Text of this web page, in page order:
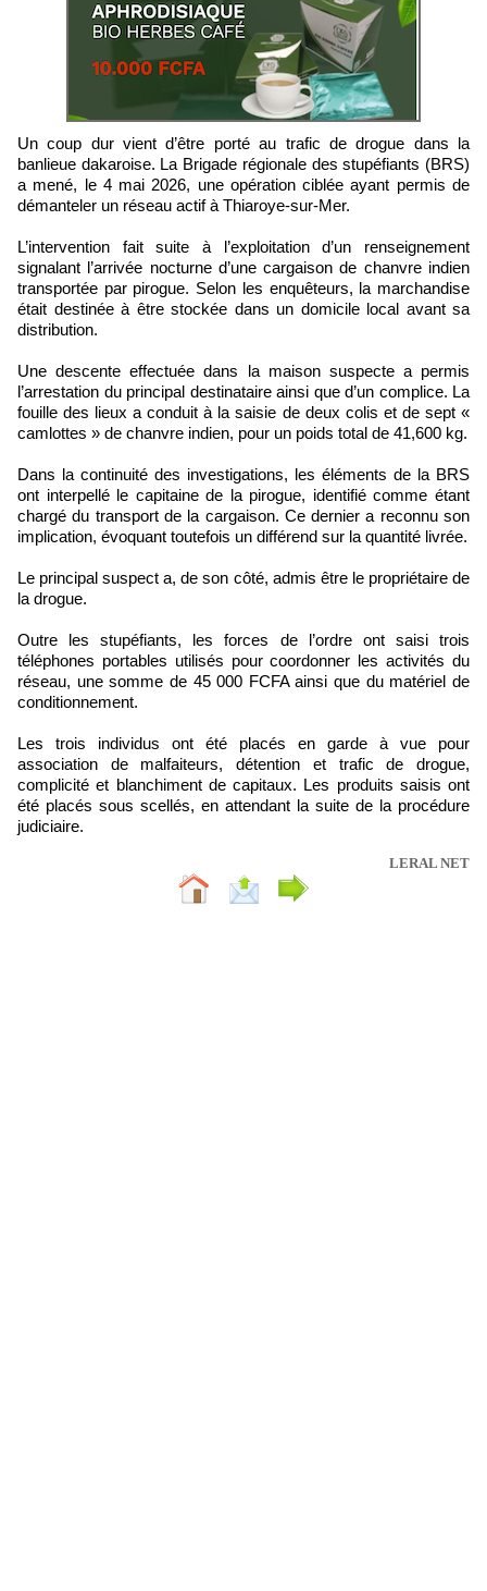
Un coup dur vient d’être porté au trafic de drogue dans la
banlieue dakaroise. La Brigade régionale des stupéfiants (BRS)
a mené, le 4 mai 2026, une opération ciblée ayant permis de
démanteler un réseau actif à Thiaroye-sur-Mer.
L’intervention fait suite à l’exploitation d’un renseignement
signalant l’arrivée nocturne d’une cargaison de chanvre indien
transportée par pirogue. Selon les enquêteurs, la marchandise
était destinée à être stockée dans un domicile local avant sa
distribution.
Une descente effectuée dans la maison suspecte a permis
l’arrestation du principal destinataire ainsi que d’un complice. La
fouille des lieux a conduit à la saisie de deux colis et de sept «
camlottes » de chanvre indien, pour un poids total de 41,600 kg.
Dans la continuité des investigations, les éléments de la BRS
ont interpellé le capitaine de la pirogue, identifié comme étant
chargé du transport de la cargaison. Ce dernier a reconnu son
implication, évoquant toutefois un différend sur la quantité livrée.
Le principal suspect a, de son côté, admis être le propriétaire de
la drogue.
Outre les stupéfiants, les forces de l’ordre ont saisi trois
téléphones portables utilisés pour coordonner les activités du
réseau, une somme de 45 000 FCFA ainsi que du matériel de
conditionnement.
Les trois individus ont été placés en garde à vue pour
association de malfaiteurs, détention et trafic de drogue,
complicité et blanchiment de capitaux. Les produits saisis ont
été placés sous scellés, en attendant la suite de la procédure
judiciaire.
LERAL NET